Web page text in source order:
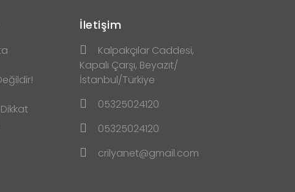
İletişim
Kalpakçılar Caddesi,
Kapalı Çarşı, Beyazıt/
İstanbul/Türkiye
05325024120
05325024120
crilyanet@gmail.com